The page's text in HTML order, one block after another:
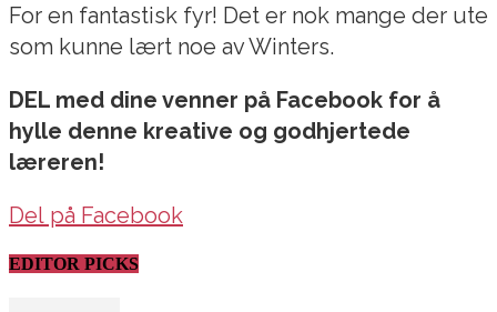
For en fantastisk fyr! Det er nok mange der ute
som kunne lært noe av Winters.
DEL med dine venner på Facebook for å
hylle denne kreative og godhjertede
læreren!
Del på Facebook
EDITOR PICKS